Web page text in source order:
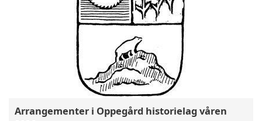
Arrangementer i Oppegård historielag våren